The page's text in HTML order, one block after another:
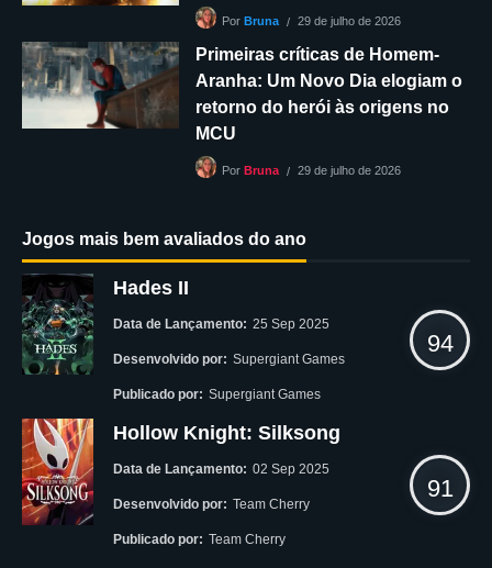
Por Bruna 29 de julho de 2026
Primeiras críticas de Homem-
Aranha: Um Novo Dia elogiam o
retorno do herói às origens no
MCU
Por Bruna 29 de julho de 2026
Jogos mais bem avaliados do ano
Hades II
Data de Lançamento: 25 Sep 2025
Desenvolvido por: Supergiant Games
Publicado por: Supergiant Games
94
Hollow Knight: Silksong
Data de Lançamento: 02 Sep 2025
Desenvolvido por: Team Cherry
Publicado por: Team Cherry
91